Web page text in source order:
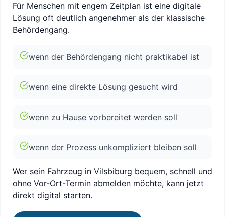
Für Menschen mit engem Zeitplan ist eine digitale
Lösung oft deutlich angenehmer als der klassische
Behördengang.
wenn der Behördengang nicht praktikabel ist
wenn eine direkte Lösung gesucht wird
wenn zu Hause vorbereitet werden soll
wenn der Prozess unkompliziert bleiben soll
Wer sein Fahrzeug in Vilsbiburg bequem, schnell und
ohne Vor-Ort-Termin abmelden möchte, kann jetzt
direkt digital starten.